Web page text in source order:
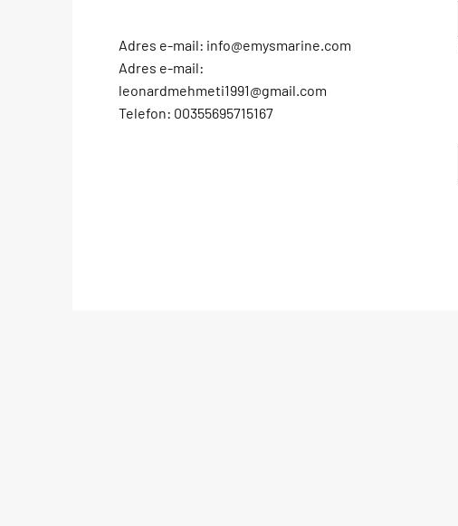
Adres e-mail: info@emysmarine.com
Adres e-mail:
leonardmehmeti1991@gmail.com
Telefon: 00355695715167